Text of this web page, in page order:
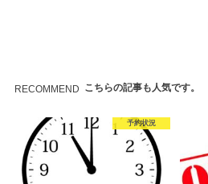
RECOMMEND こちらの記事も人気です。
予約状況